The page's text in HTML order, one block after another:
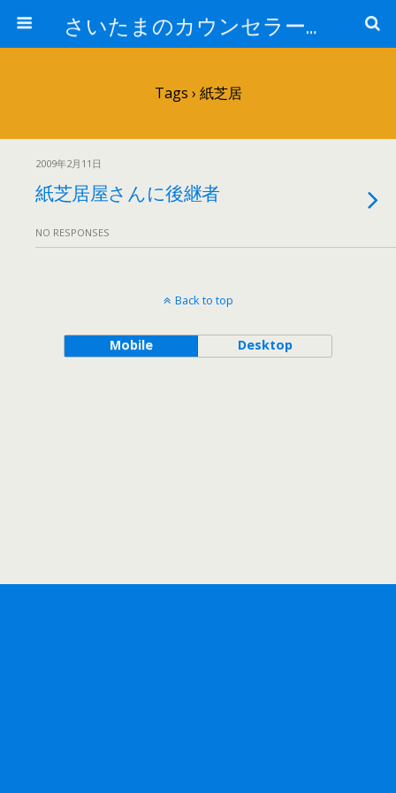
さいたまのカウンセラー日記
Tags › 紙芝居
2009年2月11日
紙芝居屋さんに後継者
NO RESPONSES
Back to top
Mobile Desktop